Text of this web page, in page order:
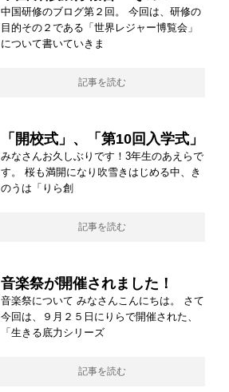
中国研修のブログ第２回。 今回は、研修の
目的その２である「世界レジャー博覧会」
について書いていきま
記事を読む
「開校式」、「第10回入学式」
みなさんお久しぶりです！3年生のあえらで
す。 桜も満開になり吹雪きはじめる中、き
のうは「りら創
記事を読む
音楽祭が開催されました！
音楽祭について みなさんこんにちは。 さて
今回は、９月２５日にりらで開催された、
「生きる底力シリーズ
記事を読む